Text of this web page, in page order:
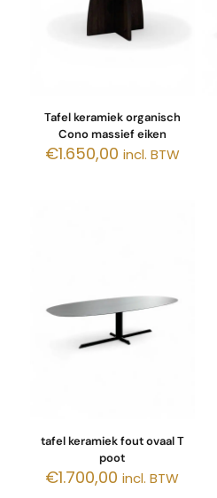
Tafel keramiek organisch
Cono massief eiken
€1.650,00 incl. BTW
tafel keramiek fout ovaal T
poot
€1.700,00 incl. BTW